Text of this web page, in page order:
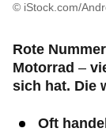
© iStock.com/
Rote
Motorrad –
sich hat. Die
Oft